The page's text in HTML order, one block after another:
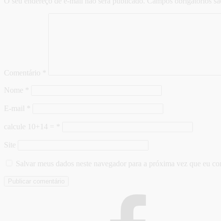
Comentário
Nome
E-mail
calcule 10+14 =
Site
Salvar meus dados neste navegador para a próxima vez que eu